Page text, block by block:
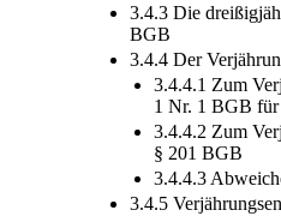
3.4.3 Die
BGB
3.4.4 Der
3.4.4.1 Zum
1 Nr. 1 BGB
3.4.4.2 Zum
§ 201 BGB
3.4.4.3
3.4.5